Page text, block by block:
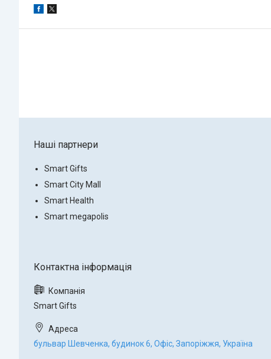
Наші партнери
Smart Gifts
Smart City Mall
Smart Health
Smart megapolis
Smart Gifts
бульвар Шевченка, будинок 6, Офіс, Запоріжжя, Україна